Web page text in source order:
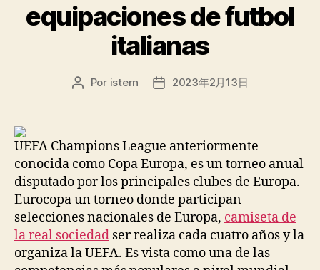
equipaciones de futbol
italianas
Autor
Por istern
Fecha2023年2月13日
UEFA Champions League anteriormente
conocida como Copa Europa, es un torneo anual
disputado por los principales clubes de Europa.
Eurocopa un torneo donde participan
selecciones nacionales de Europa, camiseta de
la real sociedad ser realiza cada cuatro años y la
organiza la UEFA. Es vista como una de las